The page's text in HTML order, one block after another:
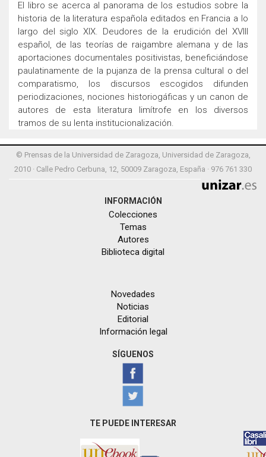
El libro se acerca al panorama de los estudios sobre la
historia de la literatura española editados en Francia a lo
largo del siglo XIX. Deudores de la erudición del XVIII
español, de las teorías de raigambre alemana y de las
aportaciones documentales positivistas, beneficiándose
paulatinamente de la pujanza de la prensa cultural o del
comparatismo, los discursos escogidos difunden
periodizaciones, nociones historiogáficas y un canon de
autores de esta literatura limítrofe en los diversos
tramos de su lenta institucionalización.
© Prensas de la Universidad de Zaragoza, Universidad de Zaragoza,
2010 · Calle Pedro Cerbuna, 12, 50009 Zaragoza, España · 976 761 330
INFORMACIÓN
Colecciones
Temas
Autores
Biblioteca digital
Novedades
Noticias
Editorial
Información legal
SÍGUENOS
TE PUEDE INTERESAR